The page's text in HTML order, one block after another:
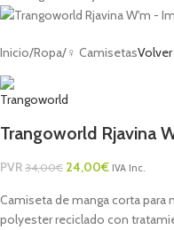
Inicio/Ropa/♀ Camisetas
Trangoworld Rjavina
PVR 34,00€ 24,00€ IVA Inc.
Camiseta de manga corta para
polyester reciclado con